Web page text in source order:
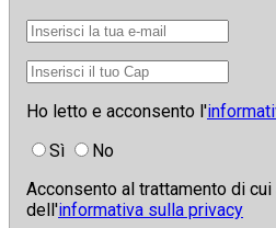
Ho letto e acconsento l'
Sì
No
Acconsento al trattamento di cui
dell'informativa sulla privacy